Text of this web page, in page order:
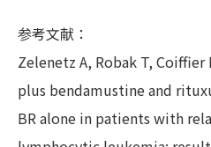
参考文献：
Zelenetz A, Robak T,
plus bendamustine and
BR alone in patients with